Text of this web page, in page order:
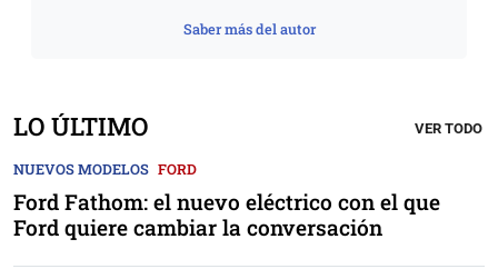
Saber más del autor
LO ÚLTIMO VER TODO
NUEVOS MODELOS FORD
Ford Fathom: el nuevo eléctrico con el que
Ford quiere cambiar la conversación